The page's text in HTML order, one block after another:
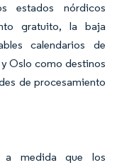
estados nórdicos
gratuito, la baja
calendarios de
Oslo como destinos
de procesamiento
a medida que los